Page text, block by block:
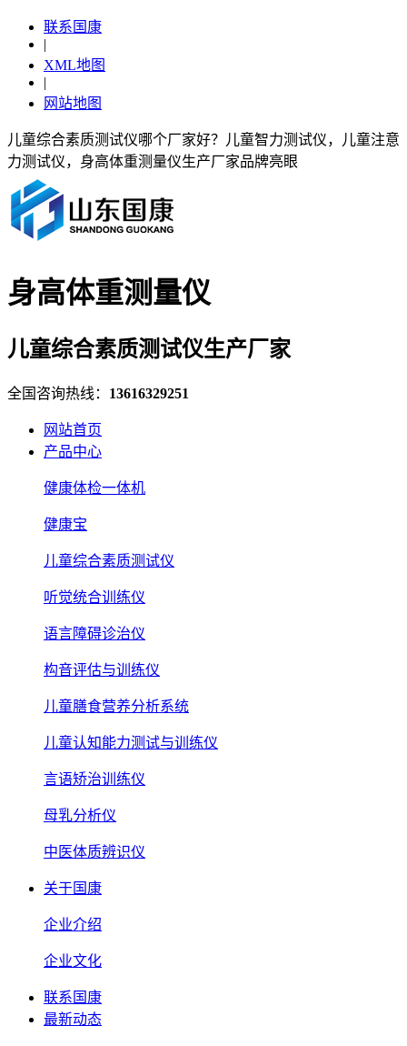
联系国康
|
XML地图
|
网站地图
儿童综合素质测试仪哪个厂家好？儿童智力测试仪，儿童注意
力测试仪，身高体重测量仪生产厂家品牌亮眼
身高体重测量仪
儿童综合素质测试仪生产厂家
全国咨询热线： 13616329251
网站首页
产品中心
健康体检一体机
健康宝
儿童综合素质测试仪
听觉统合训练仪
语言障碍诊治仪
构音评估与训练仪
儿童膳食营养分析系统
儿童认知能力测试与训练仪
言语矫治训练仪
母乳分析仪
中医体质辨识仪
关于国康
企业介绍
企业文化
联系国康
最新动态